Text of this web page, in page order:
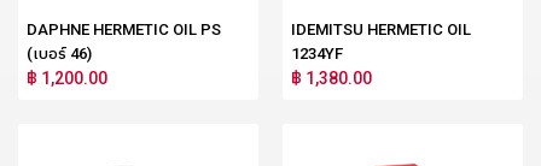
DAPHNE HERMETIC OIL PS
(เบอร์ 46)
฿ 1,200.00
IDEMITSU HERMETIC OIL
1234YF
฿ 1,380.00